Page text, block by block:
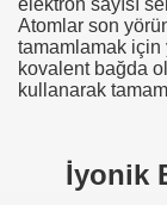
Atomlar son
tamamlamak için
kovalent bağda
kullanarak
İyonik